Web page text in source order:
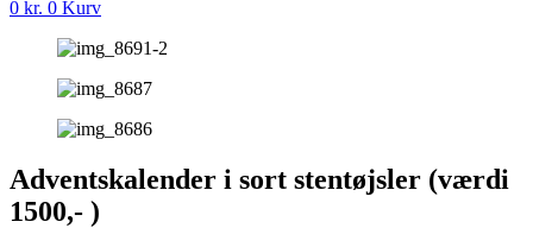
0 kr. 0 Kurv
Adventskalender i sort stentøjsler (værdi
1500,- )